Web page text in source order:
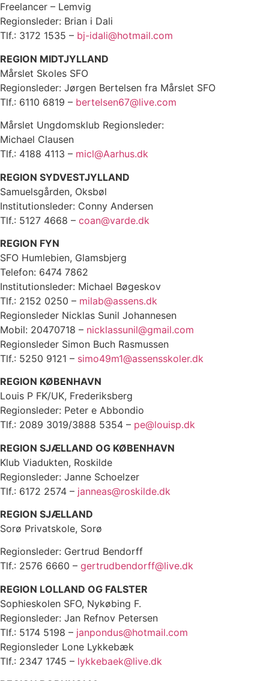
Freelancer – Lemvig
Regionsleder: Brian i Dali
Tlf.: 3172 1535 – bj-idali@hotmail.com
REGION MIDTJYLLAND
Mårslet Skoles SFO
Regionsleder: Jørgen Bertelsen fra Mårslet SFO
Tlf.: 6110 6819 – bertelsen67@live.com
Mårslet Ungdomsklub Regionsleder:
Michael Clausen
Tlf.: 4188 4113 – micl@Aarhus.dk
REGION SYDVESTJYLLAND
Samuelsgården, Oksbøl
Institutionsleder: Conny Andersen
Tlf.: 5127 4668 – coan@varde.dk
REGION FYN
SFO Humlebien, Glamsbjerg
Telefon: 6474 7862
Institutionsleder: Michael Bøgeskov
Tlf.: 2152 0250 – milab@assens.dk
Regionsleder Nicklas Sunil Johannesen
Mobil: 20470718 – nicklassunil@gmail.com
Regionsleder Simon Buch Rasmussen
Tlf.: 5250 9121 – simo49m1@assensskoler.dk
REGION KØBENHAVN
Louis P FK/UK, Frederiksberg
Regionsleder: Peter e Abbondio
Tlf.: 2089 3019/3888 5354 – pe@louisp.dk
REGION SJÆLLAND OG KØBENHAVN
Klub Viadukten, Roskilde
Regionsleder: Janne Schoelzer
Tlf.: 6172 2574 – janneas@roskilde.dk
REGION SJÆLLAND
Sorø Privatskole, Sorø
Regionsleder: Gertrud Bendorff
Tlf.: 2576 6660 – gertrudbendorff@live.dk
REGION LOLLAND OG FALSTER
Sophieskolen SFO, Nykøbing F.
Regionsleder: Jan Refnov Petersen
Tlf.: 5174 5198 – janpondus@hotmail.com
Regionsleder Lone Lykkebæk
Tlf.: 2347 1745 – lykkebaek@live.dk